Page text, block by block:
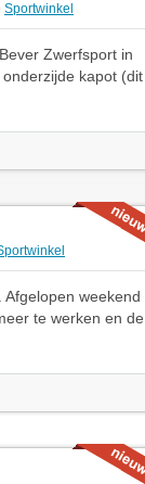
Sportwinkel
Zwerfsport in
kapot (dit
weekend
te werken en de